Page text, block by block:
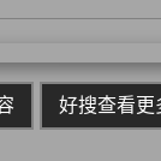
好搜查看更